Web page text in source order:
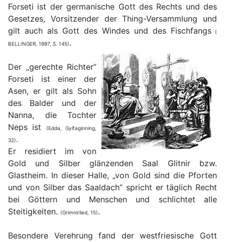
Forseti ist der germanische Gott des Rechts und des
Gesetzes, Vorsitzender der Thing-Versammlung und
gilt auch als Gott des Windes und des Fischfangs (
BELLINGER, 1997, S. 145).
Der „gerechte Richter”
Forseti ist einer der
Asen, er gilt als Sohn
des Balder und der
Nanna, die Tochter
Neps ist
(Edda, Gylfaginning,
32).
Er residiert im von
Gold und Silber glänzenden Saal Glitnir bzw.
Glastheim. In dieser Halle, „von Gold sind die Pforten
und von Silber das Saaldach” spricht er täglich Recht
bei Göttern und Menschen und schlichtet alle
Steitigkeiten. (Grimnirlied, 15).
Besondere Verehrung fand der westfriesische Gott